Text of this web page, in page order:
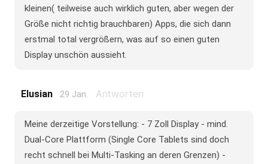
kleinen( teilweise auch wirklich guten, aber wegen der
Größe nicht richtig brauchbaren) Apps, die sich dann
erstmal total vergrößern, was auf so einen guten
Display unschön aussieht.
Elusian 29 Jan. Antworten
Meine derzeitige Vorstellung: - 7 Zoll Display - mind.
Dual-Core Plattform (Single Core Tablets sind doch
recht schnell bei Multi-Tasking an deren Grenzen) -